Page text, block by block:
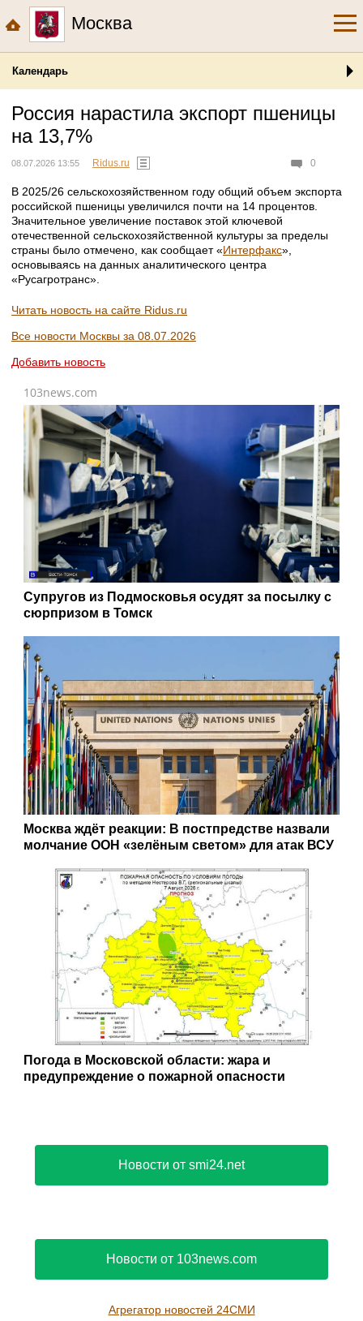
Москва
Календарь
Россия нарастила экспорт пшеницы
на 13,7%
0
08.07.2026 13:55 Ridus.ru
В 2025/26 сельскохозяйственном году общий объем экспорта
российской пшеницы увеличился почти на 14 процентов.
Значительное увеличение поставок этой ключевой
отечественной сельскохозяйственной культуры за пределы
страны было отмечено, как сообщает «Интерфакс»,
основываясь на данных аналитического центра
«Русагротранс».
Читать новость на сайте Ridus.ru
Все новости Москвы за 08.07.2026
Добавить новость
103news.com
Супругов из Подмосковья осудят за посылку с
сюрпризом в Томск
Москва ждёт реакции: В постпредстве назвали
молчание ООН «зелёным светом» для атак ВСУ
Погода в Московской области: жара и
предупреждение о пожарной опасности
Новости от smi24.net
Новости от 103news.com
Агрегатор новостей 24СМИ